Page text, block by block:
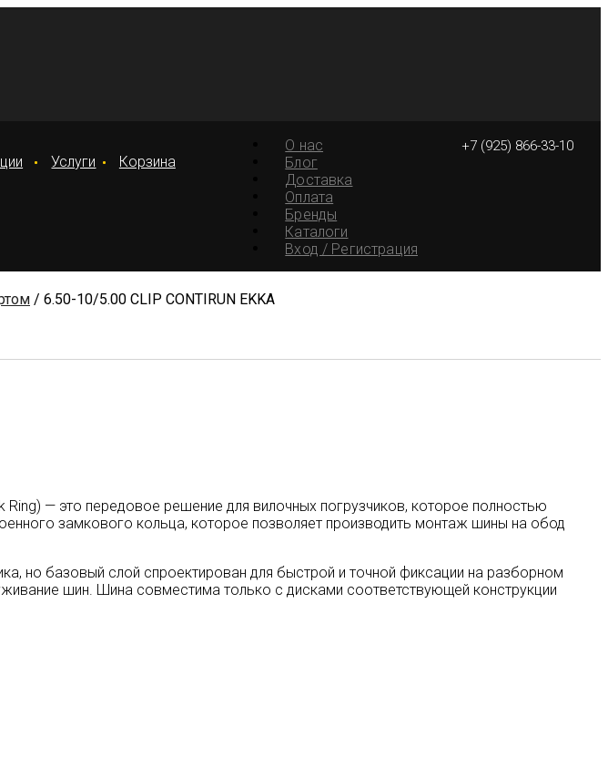
+7 (925) 866-33-10
О нас
Блог
Доставка
Оплата
Бренды
Каталоги
Вход / Регистрация
Услуги Корзина
/ 6.50-10/5.00 CLIP CONTIRUN EKKA
— это передовое решение для вилочных погрузчиков, которое полностью
замкового кольца, которое позволяет производить монтаж шины на обод
но базовый слой спроектирован для быстрой и точной фиксации на разборном
шин. Шина совместима только с дисками соответствующей конструкции